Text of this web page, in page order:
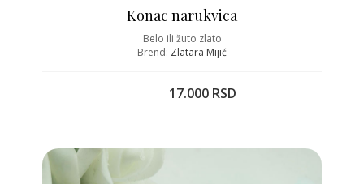
Konac narukvica
Belo ili žuto zlato
Brend: Zlatara Mijić
17.000 RSD